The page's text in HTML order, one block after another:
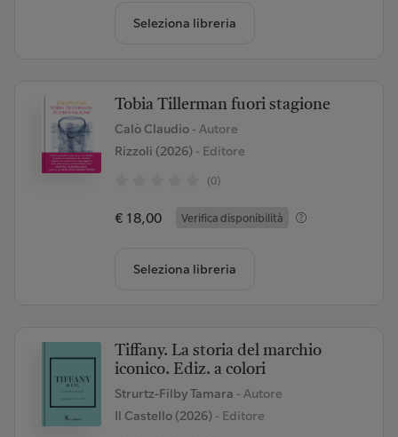
Seleziona libreria
Tobia Tillerman fuori stagione
Calò Claudio - Autore
Rizzoli (2026)- Editore
(0)
€ 18,00 Verifica disponibilità
Seleziona libreria
Tiffany. La storia del marchio
iconico. Ediz. a colori
Strurtz-Filby Tamara - Autore
Il Castello (2026)- Editore